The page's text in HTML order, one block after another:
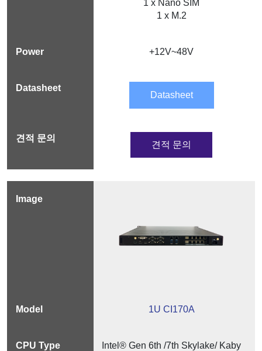
1 x Nano SIM
1 x M.2
+12V~48V
Datasheet
견적 문의
1U CI170A
Intel® Gen 6th /7th Skylake/ Kaby